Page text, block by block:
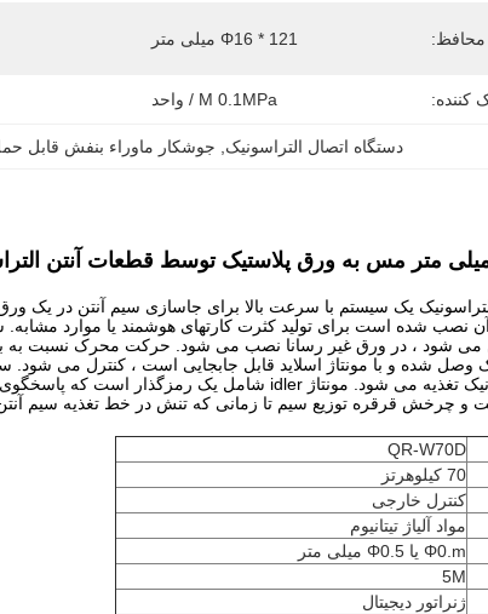
محافظ: Φ16 * 121 میلی متر
کننده: M 0.1MPa / واحد
دستگاه اتصال التراسونیک جوشکار ماوراء بنفش قابل
یک سیستم با سرعت بالا برای جاسازی سیم آنتن در یک
نصب شده است برای تولید کثرت کارتهای هوشمند یا موارد مشابه.
می شود ، در ورق غیر رسانا نصب می شود.
حرکت محرک نسبت به
وصل شده و با مونتاژ اسلاید قابل جابجایی است ، کنترل می شود.
تغذیه می شود.
مونتاژ idler شامل یک رمزگذار است که پاسخگوی افزایش تنش در خط تغذیه سیم آنتن است.
چرخش قرقره توزیع سیم تا زمانی که تنش در خط تغذیه سیم آنتن
QR-W70D
70 کیلوهرتز
کنترل خارجی
مواد آلیاژ تیتانیوم
Φ0.m یا Φ0.5 میلی متر
5M
ژنراتور دیجیتال